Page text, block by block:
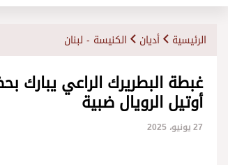
الرئيسية أديان الكنيسة - لبنان
غبطة البطريرك الراعي يبارك
أوتيل الرويال ضبية
27 يونيو، 2025